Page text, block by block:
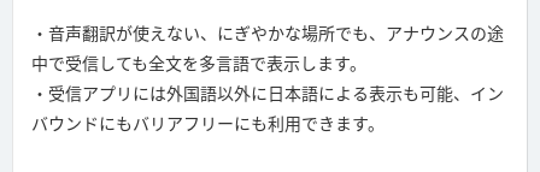
・音声翻訳が使えない、にぎやかな場所でも、アナウンスの途
中で受信しても全文を多言語で表示します。
・受信アプリには外国語以外に日本語による表示も可能、イン
バウンドにもバリアフリーにも利用できます。